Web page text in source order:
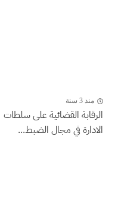
منذ 3 سنة
الرقابة القضائية على سلطات
الادارة في مجال الضبط...